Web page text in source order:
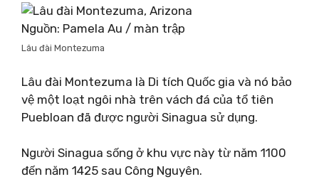
Nguồn: Pamela Au / màn trập
Lâu đài Montezuma
Lâu đài Montezuma là Di tích Quốc gia và nó bảo
vệ một loạt ngôi nhà trên vách đá của tổ tiên
Puebloan đã được người Sinagua sử dụng.
Người Sinagua sống ở khu vực này từ năm 1100
đến năm 1425 sau Công Nguyên.